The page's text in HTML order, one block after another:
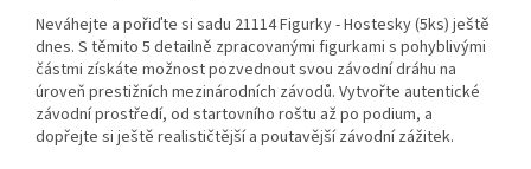
Neváhejte a pořiďte si sadu 21114 Figurky - Hostesky (5ks) ještě
dnes. S těmito 5 detailně zpracovanými figurkami s pohyblivými
částmi získáte možnost pozvednout svou závodní dráhu na
úroveň prestižních mezinárodních závodů. Vytvořte autentické
závodní prostředí, od startovního roštu až po podium, a
dopřejte si ještě realističtější a poutavější závodní zážitek.